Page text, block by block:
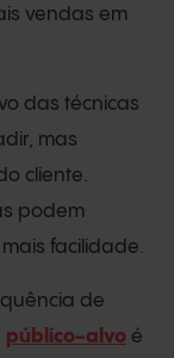
vendas em
das técnicas
mas
cliente.
podem
facilidade.
de
público-alvo é